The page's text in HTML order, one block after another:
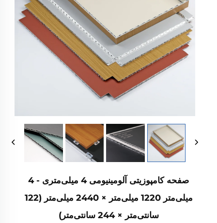
صفحه کامپوزیتی آلومینیومی 4 میلی‌متری - 4
میلی‌متر 1220 میلی‌متر × 2440 میلی‌متر (122
سانتی‌متر × 244 سانتی‌متر)